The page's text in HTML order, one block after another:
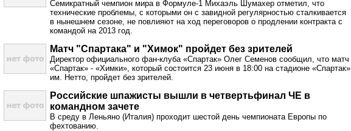
Семикратный чемпион мира в Формуле-1 Михаэль Шумахер отметил, что
технические проблемы, с которыми он с завидной регулярностью сталкивается
в нынешнем сезоне, не повлияют на ход переговоров о продлении контракта с
командой на 2013 год.
Матч "Спартака" и "Химок" пройдет без зрителей
Директор официального фан-клуба «Спартак» Олег Семенов сообщил, что матч
«Спартак» - «Химки», который состоится 23 июня в 18:00 на стадионе «Спартак»
им. Нетто, пройдет без зрителей.
Российские шпажисты вышли в четвертьфинал ЧЕ в
командном зачете
В среду в Леньяно (Италия) проходит шестой день чемпионата Европы по
фехтованию.